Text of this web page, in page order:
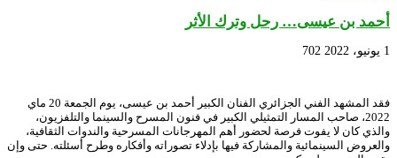
أحمد بن عيسى… رحل وترك الأثر
1 يونيو، 2022 702
فقد المشهد الفني الجزائري الفنان الكبير أحمد بن عيسى، يوم الجمعة 20 ماي
2022، صاحب المسار التمثيلي الكبير في فنون المسرح والسينما والتلفزيون،
والذي كان لا يفوت فرصة لحضور أهم المهرجانات المسرحية والندوات الثقافية،
والعروض السينمائية والمشاركة فيها بإدلاء تصوراته وأفكاره وطرح أسئلته. حتى وإن